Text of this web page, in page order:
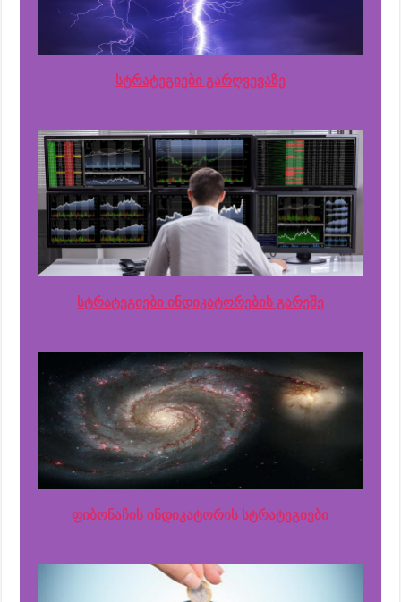
სტრატეგიები გარღვევაზე
სტრატეგიები ინდიკატორების გარეშე
ფიბონაჩის ინდიკატორის სტრატეგიები